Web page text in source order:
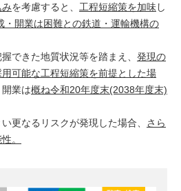
を考慮すると、 工程短縮策を加味し
・開業は困難との鉄道・運輸機構の
できた地質状況等を踏まえ、 発現の
可能な工程短縮策を前提とした場
開業は概ね令和20年度末(2038年度末)
更なるリスクが発現した場合、 さら
。